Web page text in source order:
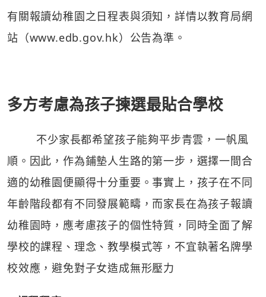
有關報讀幼稚園之日程表與須知，詳情以教育局網
站（www.edb.gov.hk）公告為準。
多方考慮為孩子揀選最貼合學校
不少家長都希望孩子能夠平步青雲，一帆風
順。因此，作為鋪墊人生路的第一步，選擇一間合
適的幼稚園便顯得十分重要。事實上，孩子在不同
年齡階段都有不同發展範疇，而家長在為孩子報讀
幼稚園時，應考慮孩子的個性特質，同時全面了解
學校的課程、理念、教學模式等，不宜執著名牌學
校效應，避免對子女造成無形壓力